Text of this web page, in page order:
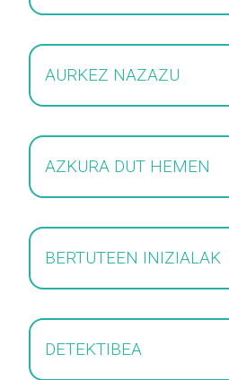
AURKEZ NAZAZU
AZKURA DUT HEMEN
BERTUTEEN INIZIALAK
DETEKTIBEA